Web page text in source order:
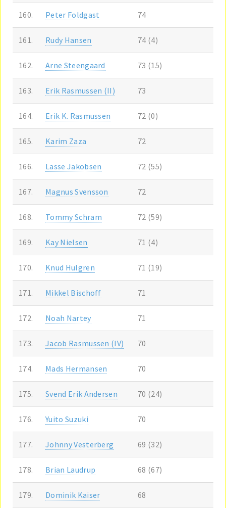
160. Peter Foldgast 74
161. Rudy Hansen 74 (4)
162. Arne Steengaard 73 (15)
163. Erik Rasmussen (II) 73
164. Erik K. Rasmussen 72 (0)
165. Karim Zaza 72
166. Lasse Jakobsen 72 (55)
167. Magnus Svensson 72
168. Tommy Schram 72 (59)
169. Kay Nielsen 71 (4)
170. Knud Hulgren 71 (19)
171. Mikkel Bischoff 71
172. Noah Nartey 71
173. Jacob Rasmussen (IV) 70
174. Mads Hermansen 70
175. Svend Erik Andersen 70 (24)
176. Yuito Suzuki 70
177. Johnny Vesterberg 69 (32)
178. Brian Laudrup 68 (67)
179. Dominik Kaiser 68